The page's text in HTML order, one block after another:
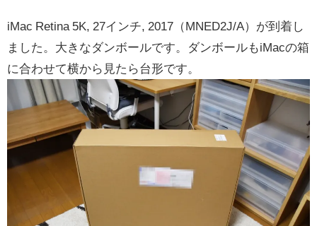
iMac Retina 5K, 27インチ, 2017（MNED2J/A）が到着し
ました。大きなダンボールです。ダンボールもiMacの箱
に合わせて横から見たら台形です。